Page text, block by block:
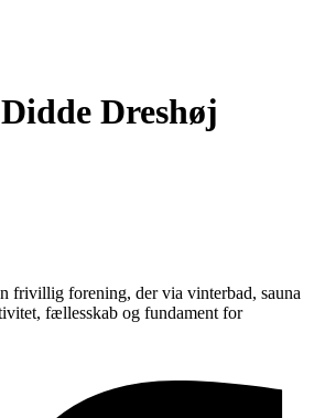
Didde Dreshøj
frivillig forening, der via vinterbad, sauna
fællesskab og fundament for